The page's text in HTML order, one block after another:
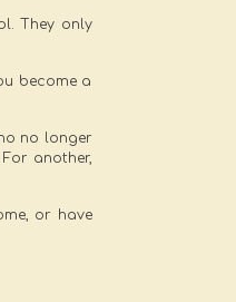
They only
become a
no longer
another,
or have